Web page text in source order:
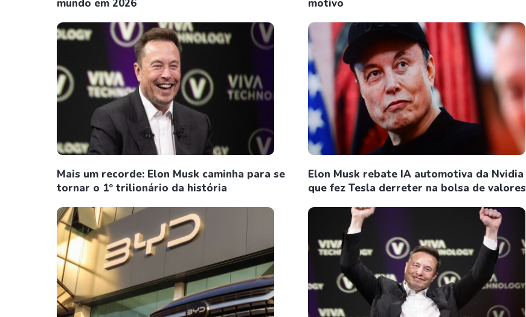
mundo em 2026
motivo
Mais um recorde: Elon Musk caminha para se
tornar o 1º trilionário da história
Elon Musk rebate IA automotiva da Nvidia
que fez Tesla derreter na bolsa de valores